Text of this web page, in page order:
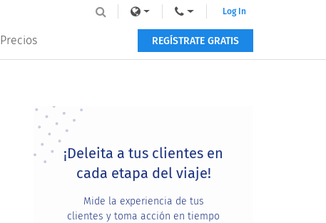
Precios
Log In
REGÍSTRATE GRATIS
Primary
Sidebar
¡Deleita a tus clientes en
cada etapa del viaje!
Mide la experiencia de tus
clientes y toma acción en tiempo